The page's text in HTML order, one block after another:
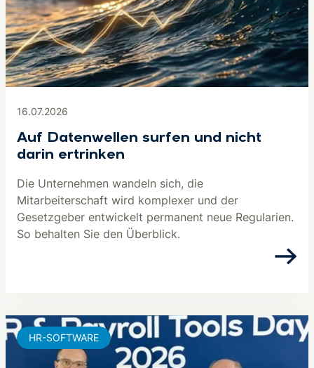
16.07.2026
Auf Datenwellen surfen und nicht
darin ertrinken
Die Unternehmen wandeln sich, die
Mitarbeiterschaft wird komplexer und der
Gesetzgeber entwickelt permanent neue Regularien.
So behalten Sie den Überblick.
HR-SOFTWARE